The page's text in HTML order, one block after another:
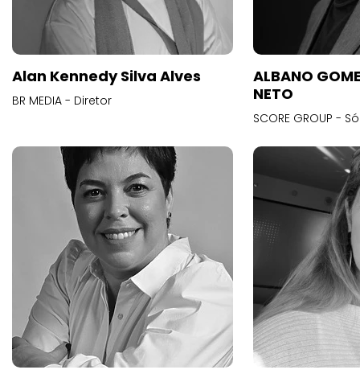
Alan Kennedy Silva Alves
BR MEDIA - Diretor
ALBANO
NETO
SCORE GROUP -